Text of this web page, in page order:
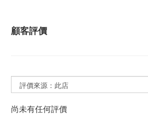
顧客評價
尚未有任何評價